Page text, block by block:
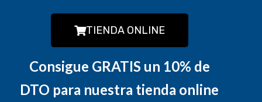
TIENDA ONLINE
Consigue GRATIS un 10% de
DTO para nuestra tienda online